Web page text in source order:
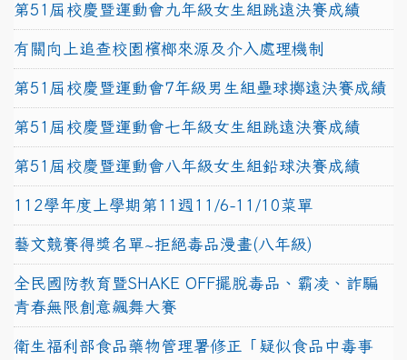
第51屆校慶暨運動會九年級女生組跳遠決賽成績
有關向上追查校園檳榔來源及介入處理機制
第51屆校慶暨運動會7年級男生組壘球擲遠決賽成績
第51屆校慶暨運動會七年級女生組跳遠決賽成績
第51屆校慶暨運動會八年級女生組鉛球決賽成績
112學年度上學期第11週11/6-11/10菜單
藝文競賽得獎名單~拒絕毒品漫畫(八年級)
全民國防教育暨SHAKE OFF擺脫毒品、霸凌、詐騙
青春無限創意飆舞大賽
衛生福利部食品藥物管理署修正「疑似食品中毒事